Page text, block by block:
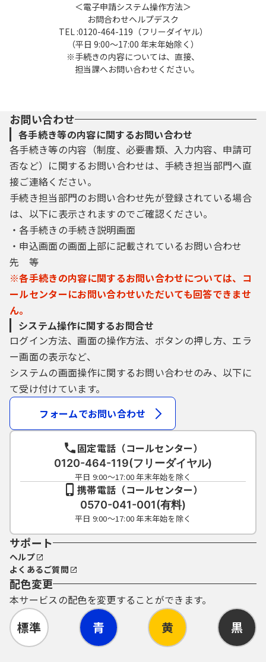
行う場合は、利用者たる本人が利用方法に従
い利用者登録を行うことができるものとしま
す。
（1）利用者登録を行う際は、利用者ID、パス
ワード、氏名、住所、その他の必要な事項を
本システム上で登録してください。
アドレスへURLを送信します。利用者は、メ
ールに記載されているURLにアクセスするこ
とで、本登録を行います。
（4）利用者登録にて登録された情報は、構成
団体にて管理されます。
（5）利用者は、登録した利用者情報を使用し
なくなった場合に削除をすることができま
す。
6 利用者ID・パスワード等の管理
利用者登録により事前に登録される利用者I
上で通知する整理番号及びパスワード（申請
データ用）は、利用者のデータの保護に不可
欠なものです。利用者は、次の事項を御確認
（1）利用者ID、パスワード、整理番号及びパ
スワード（申請データ用）は、他者に知られ
ないように管理してください。
（2）他者からのパスワード等の照会には応じ
ないでください。
（3）安全性をより高めるため、パスワード
は、定期的に変更してください。
（4）利用者ID、パスワードは、再発行しませ
ん。なお、利用者ID、パスワードを紛失し、
盗難に遭い、又は不正使用されたことが分か
ったときは、速やかに問い合わせ先に連絡
し、その指示に従ってください。
（5）利用者ID及びパスワードについては、特
に有効期限は設けないものとしますが、利用
者ID及びパスワードの利用が2年間行われない
場合は、構成団体の職権において抹消するこ
とができるものとします。
（6）構成団体は、利用者ID及びパスワード、
整理番号及びパスワード（申請データ用）を
これを行ったものとみなすことができるもの
とします。
7 自己責任の原則
本システムが障害その他の理由により利用
できなくなった場合は、利用者は、他の方法
による手続を行うものとします。
＜電子申請システム操作方法＞
お問合わせヘルプデスク
TEL :0120-464-119（フリーダイヤル）
（平日 9:00～17:00 年末年始除く）
※手続きの内容については、直接、
担当課へお問い合わせください。
お問い合わせ
各手続き等の内容に関するお問い合わせ
各手続き等の内容（制度、必要書類、入力内容、申請可
否など）に関するお問い合わせは、手続き担当部門へ直
接ご連絡ください。
手続き担当部門のお問い合わせ先が登録されている場合
は、以下に表示されますのでご確認ください。
・各手続きの手続き説明画面
・申込画面の画面上部に記載されているお問い合わせ
先 等
※各手続きの内容に関するお問い合わせについては、コ
ールセンターにお問い合わせいただいても回答できませ
ん。
システム操作に関するお問合せ
ログイン方法、画面の操作方法、ボタンの押し方、エラ
ー画面の表示など、
システムの画面操作に関するお問い合わせのみ、以下に
て受け付けています。
フォームでお問い合わせ
固定電話（コールセンター）
0120-464-119(フリーダイヤル)
平日 9:00～17:00 年末年始を除く
携帯電話（コールセンター）
0570-041-001(有料)
平日 9:00～17:00 年末年始を除く
サポート
ヘルプ
よくあるご質問
配色変更
本サービスの配色を変更することができます。
標準 青 黄 黒